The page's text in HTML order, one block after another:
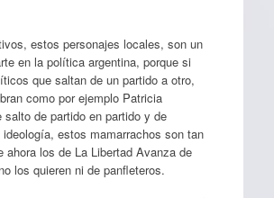
estos personajes locales, son un
en la política argentina, porque si
que saltan de un partido a otro,
como por ejemplo Patricia
salto de partido en partido y de
estos mamarrachos son tan
ahora los de La Libertad Avanza de
los quieren ni de panfleteros.